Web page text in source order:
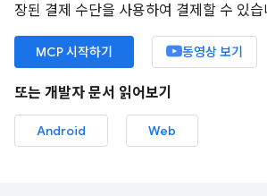
장된 결제 수단을 사용하여 결제할 수 있습
MCP 시작하기 동영상 보기
또는 개발자 문서 읽어보기
Android Web